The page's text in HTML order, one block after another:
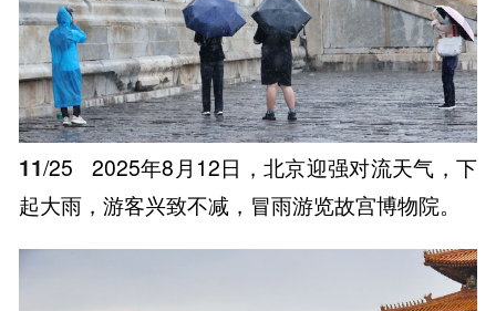
11/25
2025年8月12日，北京迎强对流天气，下
起大雨，游客兴致不减，冒雨游览故宫博物院。